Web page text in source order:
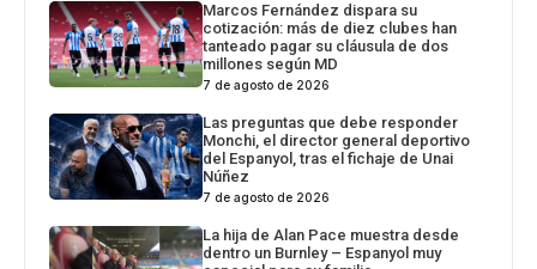
Marcos Fernández dispara su
cotización: más de diez clubes han
tanteado pagar su cláusula de dos
millones según MD
7 de agosto de 2026
Las preguntas que debe responder
Monchi, el director general deportivo
del Espanyol, tras el fichaje de Unai
Núñez
7 de agosto de 2026
La hija de Alan Pace muestra desde
dentro un Burnley – Espanyol muy